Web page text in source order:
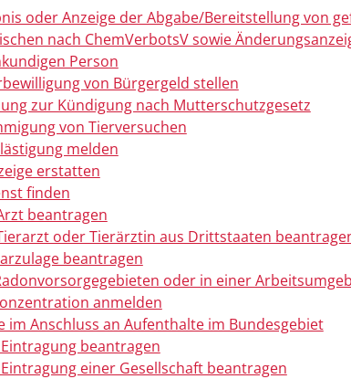
oder Anzeige der Abgabe/Bereitstellung von
nach ChemVerbotsV sowie
Person
von Bürgergeld stellen
zur Kündigung nach Mutterschutzgesetz
von Tierversuchen
melden
erstatten
finden
beantragen
oder Tierärztin aus Drittstaaten
beantragen
oder in einer
anmelden
im Anschluss an Aufenthalte im Bundesgebiet
beantragen
einer Gesellschaft beantragen